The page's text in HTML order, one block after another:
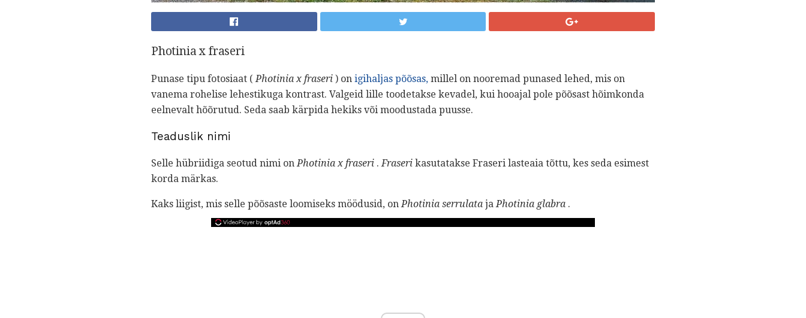
Photinia x fraseri
Punase tipu fotosiaat ( Photinia x fraseri ) on igihaljas põõsas, millel on nooremad punased lehed, mis on
vanema rohelise lehestikuga kontrast. Valgeid lille toodetakse kevadel, kui hooajal pole põõsast hõimkonda
eelnevalt hõõrutud. Seda saab kärpida hekiks või moodustada puusse.
Teaduslik nimi
Selle hübriidiga seotud nimi onPhotinia x fraseri .Fraseri kasutatakse Fraseri lasteaia tõttu, kes seda esimest
korda märkas.
Kaks liigist, mis selle põõsaste loomiseks möödusid, onPhotinia serrulata jaPhotinia glabra .